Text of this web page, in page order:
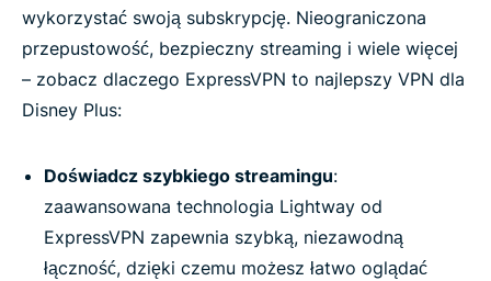
wykorzystać swoją subskrypcję. Nieograniczona
przepustowość, bezpieczny streaming i wiele więcej
– zobacz dlaczego ExpressVPN to najlepszy VPN dla
Disney Plus:
Doświadcz szybkiego streamingu:
zaawansowana technologia Lightway od
ExpressVPN zapewnia szybką, niezawodną
łączność, dzięki czemu możesz łatwo oglądać